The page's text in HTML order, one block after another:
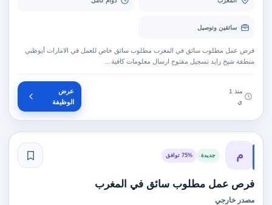
سائقين وتوصيل
فرص عمل مطلوب سائق في المغرب مطلوب سائق خاص للعمل في الامارات أبوظبي
منطقة شيخ زايد تسجيل مفتوح ارسال معلومات كافية…
منذ 1
ي
عرض
الوظيفة
م جديدة 75% توافق
فرص عمل مطلوب سائق في المغرب
مصدر خارجي